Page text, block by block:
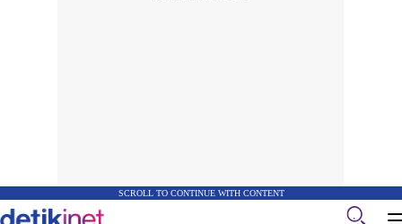
SCROLL TO CONTINUE WITH CONTENT